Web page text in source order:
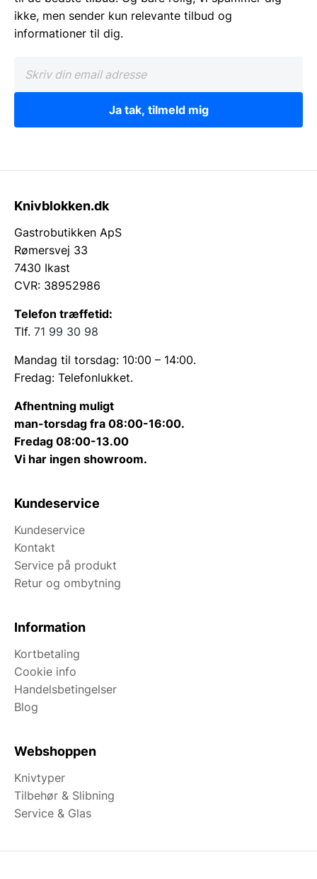
ikke, men sender kun relevante tilbud og
informationer til dig.
Ja tak, tilmeld mig
Knivblokken.dk
Gastrobutikken ApS
Rømersvej 33
7430 Ikast
CVR: 38952986
Telefon træffetid:
Tlf. 71 99 30 98
Mandag til torsdag: 10:00 – 14:00.
Fredag: Telefonlukket.
Afhentning muligt
man-torsdag fra 08:00-16:00.
Fredag 08:00-13.00
Vi har ingen showroom.
Kundeservice
Kundeservice
Kontakt
Service på produkt
Retur og ombytning
Information
Kortbetaling
Cookie info
Handelsbetingelser
Blog
Webshoppen
Knivtyper
Tilbehør & Slibning
Service & Glas